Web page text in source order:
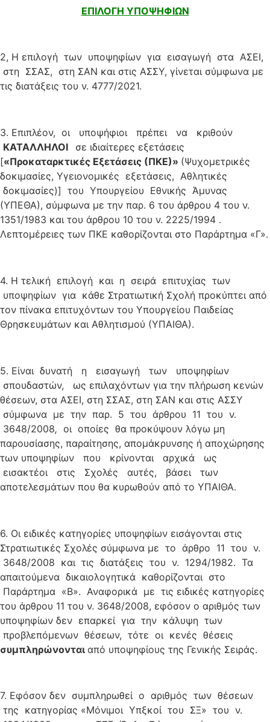
ΕΠΙΛΟΓΗ ΥΠΟΨΗΦΙΩΝ
2, H επιλογή των υποψηφίων για εισαγωγή στα ΑΣΕΙ,
στη ΣΣΑΣ, στη ΣΑΝ και στις ΑΣΣΥ, γίνεται σύμφωνα με
τις διατάξεις του ν. 4777/2021.
3. Επιπλέον, οι υποψήφιοι πρέπει να κριθούν
ΚΑΤΑΛΛΗΛΟΙ σε ιδιαίτερες εξετάσεις
[«Προκαταρκτικές Εξετάσεις (ΠΚΕ)» (Ψυχομετρικές
δοκιμασίες, Υγειονομικές εξετάσεις, Αθλητικές
δοκιμασίες)] του Υπουργείου Εθνικής Άμυνας
(ΥΠΕΘΑ), σύμφωνα με την παρ. 6 του άρθρου 4 του ν.
1351/1983 και του άρθρου 10 του ν. 2225/1994 .
Λεπτομέρειες των ΠΚΕ καθορίζονται στο Παράρτημα «Γ».
4. Η τελική επιλογή και η σειρά επιτυχίας των
υποψηφίων για κάθε Στρατιωτική Σχολή προκύπτει από
τον πίνακα επιτυχόντων του Υπουργείου Παιδείας
Θρησκευμάτων και Αθλητισμού (ΥΠΑΙΘΑ).
5. Είναι δυνατή η εισαγωγή των υποψηφίων
σπουδαστών, ως επιλαχόντων για την πλήρωση κενών
θέσεων, στα ΑΣΕΙ, στη ΣΣΑΣ, στη ΣΑΝ και στις ΑΣΣΥ
σύμφωνα με την παρ. 5 του άρθρου 11 του ν.
3648/2008, οι οποίες θα προκύψουν λόγω μη
παρουσίασης, παραίτησης, απομάκρυνσης ή αποχώρησης
των υποψηφίων που κρίνονται αρχικά ως
εισακτέοι στις Σχολές αυτές, βάσει των
αποτελεσμάτων που θα κυρωθούν από το ΥΠΑΙΘΑ.
6. Οι ειδικές κατηγορίες υποψηφίων εισάγονται στις
Στρατιωτικές Σχολές σύμφωνα με το άρθρο 11 του ν.
3648/2008 και τις διατάξεις του ν. 1294/1982. Τα
απαιτούμενα δικαιολογητικά καθορίζονται στο
Παράρτημα «Β». Αναφορικά με τις ειδικές κατηγορίες
του άρθρου 11 του ν. 3648/2008, εφόσον ο αριθμός των
υποψηφίων δεν επαρκεί για την κάλυψη των
προβλεπόμενων θέσεων, τότε οι κενές θέσεις
συμπληρώνονται από υποψηφίους της Γενικής Σειράς.
7. Εφόσον δεν συμπληρωθεί ο αριθμός των θέσεων
της κατηγορίας «Μόνιμοι Υπξκοί του ΣΞ» του ν.